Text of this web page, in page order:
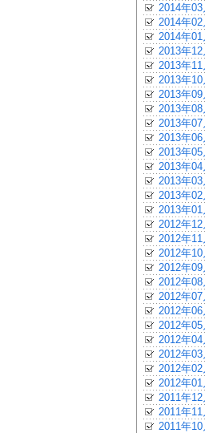
2014年03
2014年02
2014年01
2013年12
2013年11
2013年10
2013年09
2013年08
2013年07
2013年06
2013年05
2013年04
2013年03
2013年02
2013年01
2012年12
2012年11
2012年10
2012年09
2012年08
2012年07
2012年06
2012年05
2012年04
2012年03
2012年02
2012年01
2011年12
2011年11
2011年10